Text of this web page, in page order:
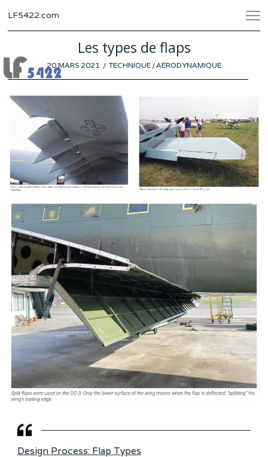
LF5422.com
Les types de flaps
POSTED
ON
20 MARS 2021 17TECHNIQUE /AÉRODYNAMIQUE
Design Process: Flap Types